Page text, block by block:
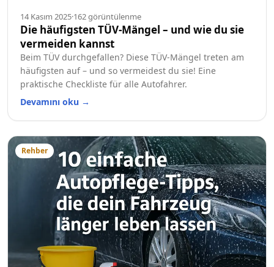
14 Kasım 2025·162görüntülenme
Die häufigsten TÜV-Mängel – und wie du sie
vermeiden kannst
Beim TÜV durchgefallen? Diese TÜV-Mängel treten am
häufigsten auf – und so vermeidest du sie! Eine
praktische Checkliste für alle Autofahrer.
Devamını oku →
Rehber